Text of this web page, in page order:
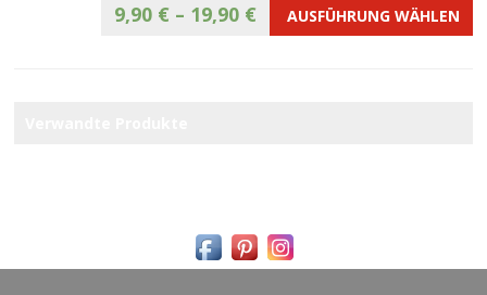
9,90 €– 19,90 € AUSFÜHRUNG WÄHLEN